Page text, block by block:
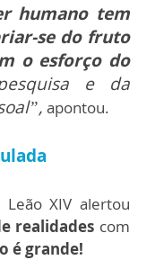
humano tem
se do fruto
o esforço do
e da
apontou.
XIV alertou
realidades com
é grande!